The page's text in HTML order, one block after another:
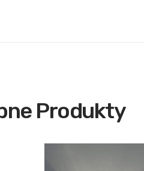
Produkty